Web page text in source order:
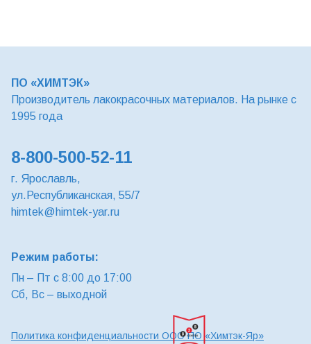
ПО «ХИМТЭК»
Производитель лакокрасочных материалов. На рынке с
1995 года
8-800-500-52-11
г. Ярославль,
ул.Республиканская, 55/7
himtek@himtek-yar.ru
Режим работы:
Пн – Пт с 8:00 до 17:00
Сб, Вс – выходной
Политика конфиденциальности ООО ПО «Химтэк-Яр»